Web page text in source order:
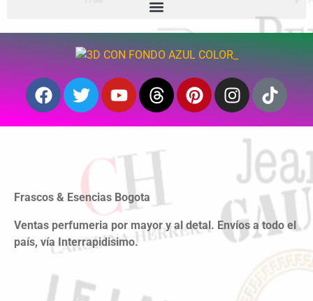
Frascos & Esencias Bogota
Ventas perfumeria por mayor y al detal. Envíos a todo el
país, vía Interrapidisimo.